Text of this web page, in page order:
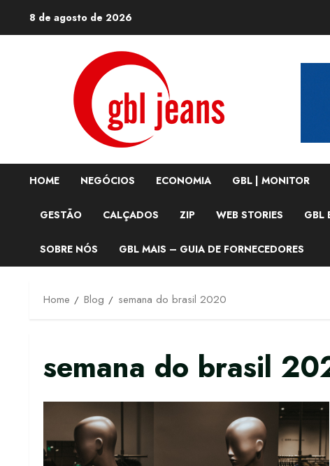
8 de agosto de 2026
HOME NEGÓCIOS ECONOMIA GBL | MONITOR
GESTÃO CALÇADOS ZIP WEB STORIES GBL
SOBRE NÓS GBL MAIS – GUIA DE FORNECEDORES
Home Blog semana do brasil 2020
semana do brasil